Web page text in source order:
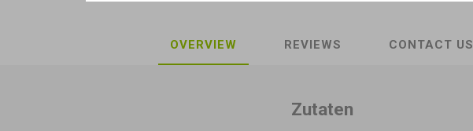
OVERVIEW REVIEWS CONTACT US
Zutaten